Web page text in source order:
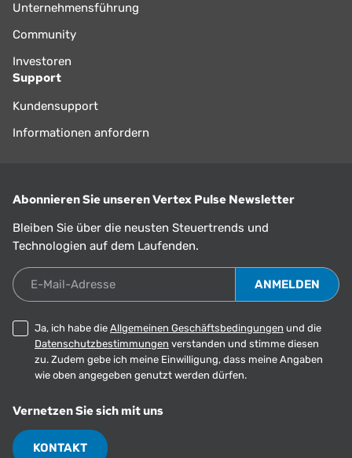
Unternehmensführung
Community
Investoren
Support
Kundensupport
Informationen anfordern
Abonnieren Sie unseren Vertex Pulse Newsletter
Bleiben Sie über die neusten Steuertrends und
Technologien auf dem Laufenden.
E-Mail-Adresse
Ja, ich habe die Allgemeinen Geschäftsbedingungen und die
Datenschutzbestimmungen verstanden und stimme diesen
zu. Zudem gebe ich meine Einwilligung, dass meine Angaben
wie oben angegeben genutzt werden dürfen.
Vernetzen Sie sich mit uns
KONTAKT